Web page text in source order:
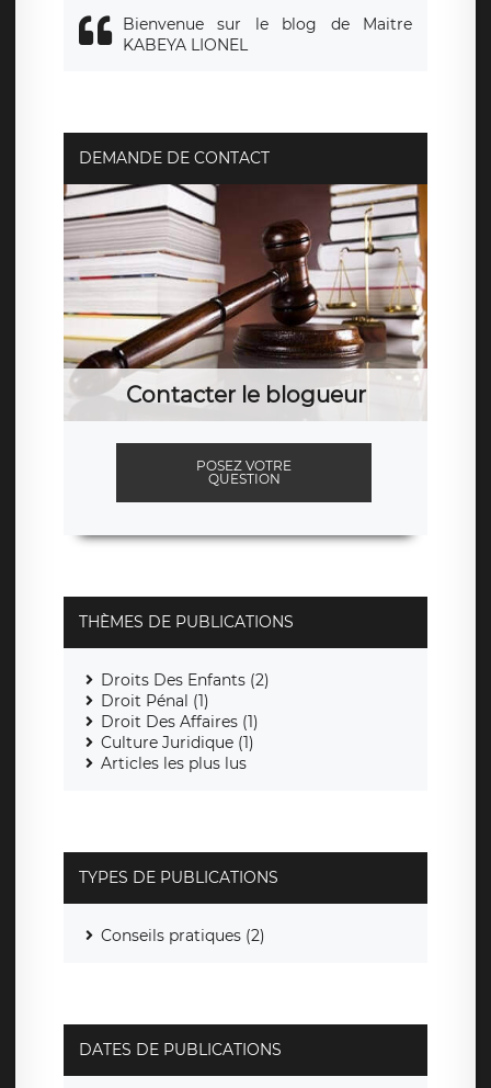
Bienvenue sur le blog de Maitre
KABEYA LIONEL
DEMANDE DE CONTACT
Contacter le blogueur
POSEZ VOTRE
QUESTION
THÈMES DE PUBLICATIONS
Droits Des Enfants (2)
Droit Pénal (1)
Droit Des Affaires (1)
Culture Juridique (1)
Articles les plus lus
TYPES DE PUBLICATIONS
Conseils pratiques (2)
DATES DE PUBLICATIONS